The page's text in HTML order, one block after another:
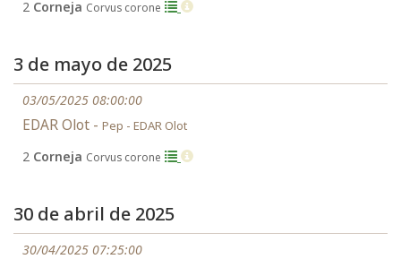
2 Corneja Corvus corone
3 de mayo de 2025
03/05/2025 08:00:00
EDAR Olot - Pep - EDAR Olot
2 Corneja Corvus corone
30 de abril de 2025
30/04/2025 07:25:00